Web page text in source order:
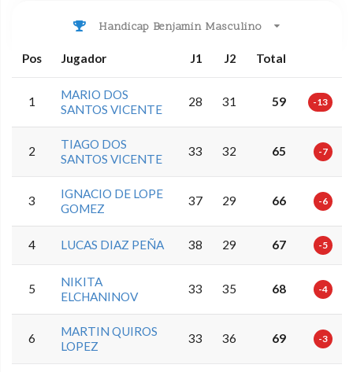
Handicap Benjamin Masculino
Pos Jugador J1 J2 Total
1
MARIO DOS
SANTOS VICENTE
28 31 59 -13
2
TIAGO DOS
SANTOS VICENTE
33 32 65 -7
3
IGNACIO DE LOPE
GOMEZ
37 29 66 -6
4 LUCAS DIAZ PEÑA 38 29 67 -5
5
NIKITA
ELCHANINOV
33 35 68 -4
6
MARTIN QUIROS
LOPEZ
33 36 69 -3